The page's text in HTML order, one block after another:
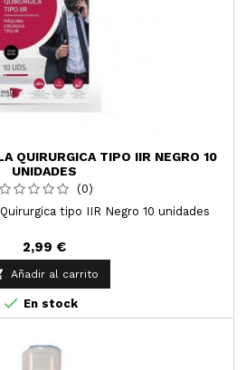
QUIRURGICA TIPO IIR NEGRO 10
UNIDADES
(0)
tipo IIR Negro 10 unidades
2,99 €
Añadir al carrito
 En stock